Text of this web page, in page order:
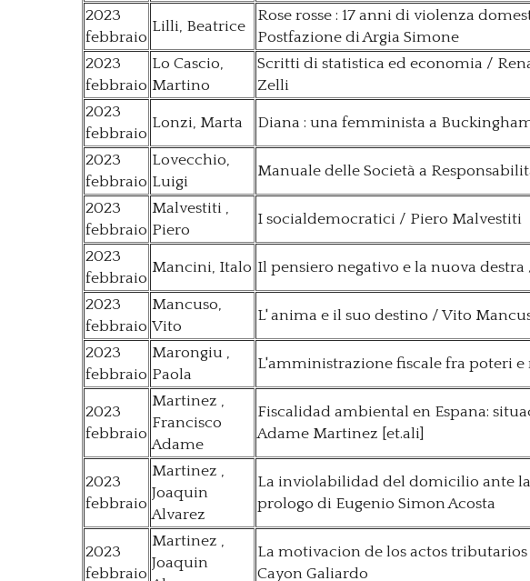
2023
febbraio
Lilli, Beatrice
Rose rosse : 17 anni di violenza
Postfazione di Argia Simone
2023
febbraio
Lo Cascio,
Martino
Scritti di statistica ed economia /
Zelli
2023
febbraio
Lonzi, Marta Diana : una femminista a
2023
febbraio
Lovecchio,
Luigi
Manuale delle Società a
2023
febbraio
Malvestiti ,
Piero
I socialdemocratici / Piero Malvestiti
2023
febbraio
Mancini, Italo Il pensiero negativo e la nuova
2023
febbraio
Mancuso,
Vito
L' anima e il suo destino / Vito
2023
febbraio
Marongiu ,
Paola
L'amministrazione fiscale fra poteri
2023
febbraio
Martinez ,
Francisco
Adame
Fiscalidad ambiental en Espana:
Adame Martinez [et.ali]
2023
febbraio
Martinez ,
Joaquin
Alvarez
La inviolabilidad del domicilio ante
prologo di Eugenio Simon Acosta
2023
febbraio
Martinez ,
Joaquin
La motivacion de los actos
Cayon Galiardo